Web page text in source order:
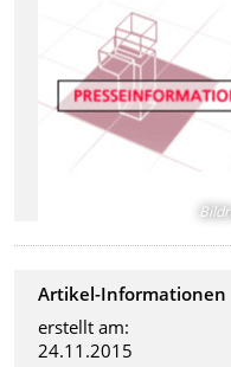
Artikel-Informationen
erstellt am:
24.11.2015